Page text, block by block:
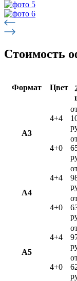
Стоимость
Формат Цвет
А3
4+4
4+0
А4
4+4
4+0
А5
4+4
4+0